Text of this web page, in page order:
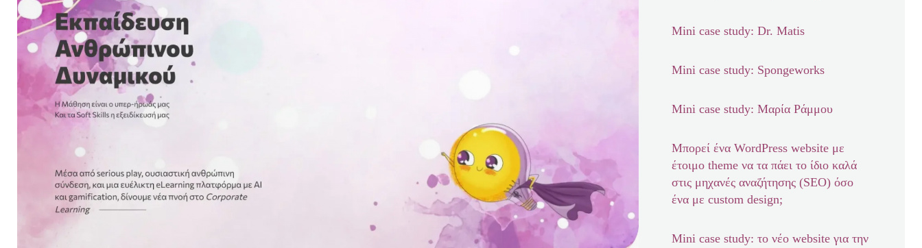
Mini case study: Dr. Matis
Mini case study: Spongeworks
Mini case study: Μαρία Ράμμου
Μπορεί ένα WordPress website με
έτοιμο theme να τα πάει το ίδιο καλά
στις μηχανές αναζήτησης (SEO) όσο
ένα με custom design;
Mini case study: το νέο website για την